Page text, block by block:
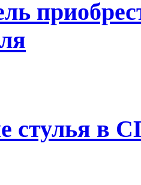
стулья в